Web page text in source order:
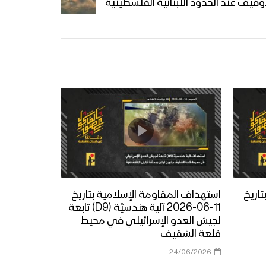
عند الحدود اللبنانية الفلسطينية
استهداف المقاومة الإسلامية بتاريخ
11-06-2026 آلية هندسيّة (D9) تابعة
لجيش العدو الإسرائيلي في محيط
قلعة الشقيف
24/06/2026